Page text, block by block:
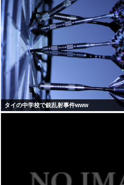
タイの中学校で銃乱射事件www